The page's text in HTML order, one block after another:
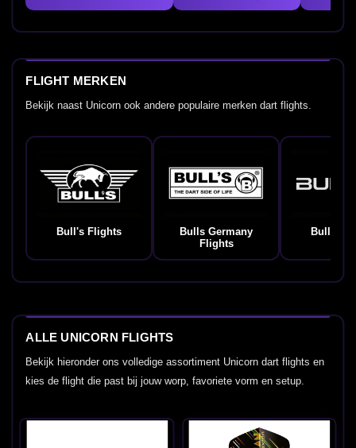
FLIGHT MERKEN
Bekijk naast Unicorn ook andere populaire merken dart flights.
Bull's Flights
Bulls Germany
Flights
Bullet
ALLE UNICORN FLIGHTS
Bekijk hieronder ons volledige assortiment Unicorn dart flights en
kies de flight die past bij jouw worp, favoriete vorm en setup.